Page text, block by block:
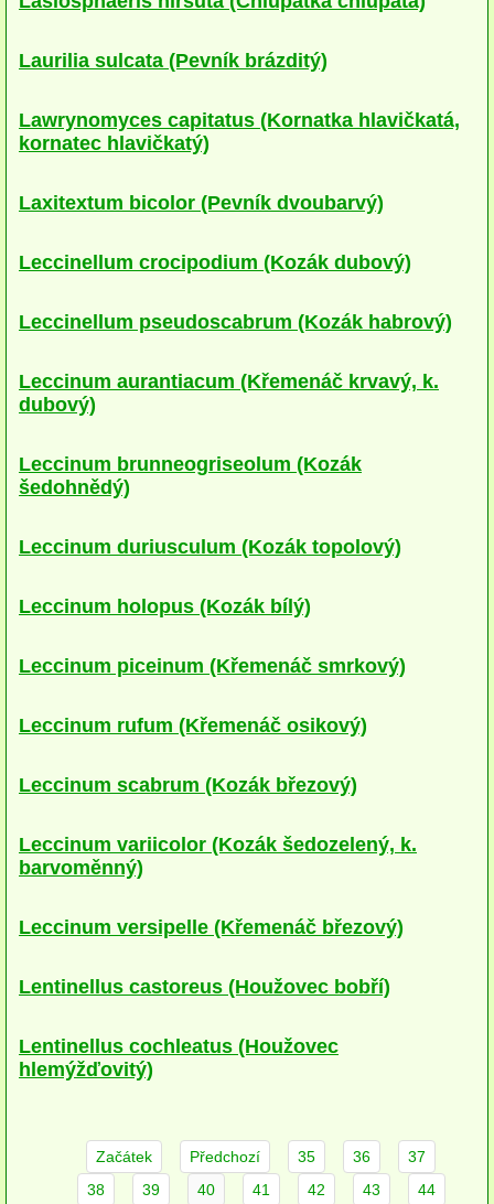
šišky, plody, květy
lichenizované
herbikolní-dvouděložné
Břichatky
Ostatní
Houby doubrav
Houby dubohabřin
Houby suťových lesů
Houby olšin
Houby rašelinišť
Houby borů
Houby ve vodě
Houby narušených stanovišť
podle substrátu
Laurilia sulcata (Pevník brázditý)
Lawrynomyces capitatus (Kornatka hlavičkatá,
kornatec hlavičkatý)
Laxitextum bicolor (Pevník dvoubarvý)
Leccinellum crocipodium (Kozák dubový)
Leccinellum pseudoscabrum (Kozák habrový)
Leccinum aurantiacum (Křemenáč krvavý, k.
dubový)
Leccinum brunneogriseolum (Kozák
šedohnědý)
Leccinum duriusculum (Kozák topolový)
Leccinum holopus (Kozák bílý)
Leccinum piceinum (Křemenáč smrkový)
Leccinum rufum (Křemenáč osikový)
Leccinum scabrum (Kozák březový)
Leccinum variicolor (Kozák šedozelený, k.
barvoměnný)
Leccinum versipelle (Křemenáč březový)
Lentinellus castoreus (Houžovec bobří)
Lentinellus cochleatus (Houžovec
hlemýžďovitý)
Začátek Předchozí 35 36
37
38
39 40 41 42 43
44